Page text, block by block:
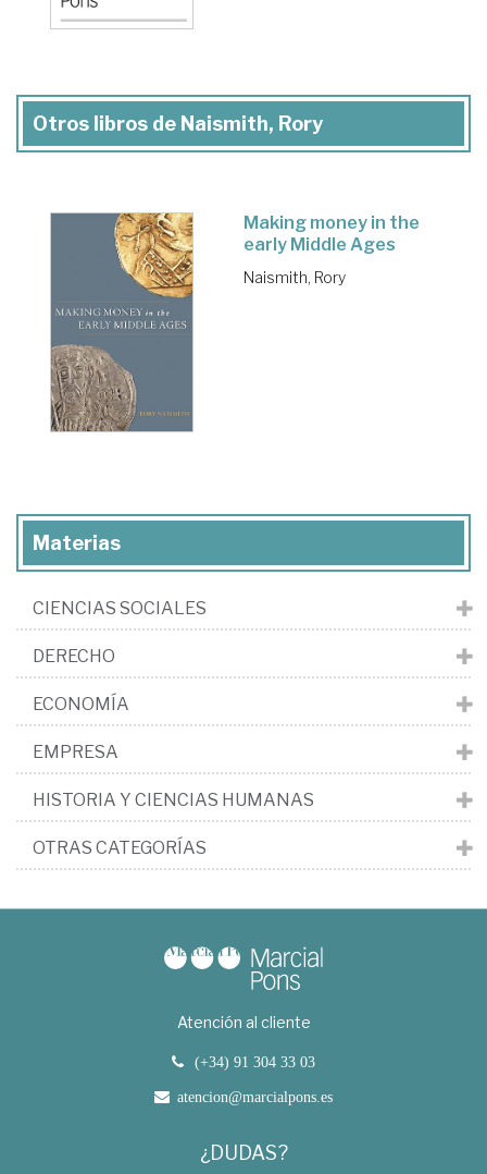
Otros libros de Naismith, Rory
Making money in the
early Middle Ages
Naismith, Rory
Materias
CIENCIAS SOCIALES
DERECHO
ECONOMÍA
EMPRESA
HISTORIA Y CIENCIAS HUMANAS
OTRAS CATEGORÍAS
Atención al cliente
(+34) 91 304 33 03
atencion@marcialpons.es
¿DUDAS?